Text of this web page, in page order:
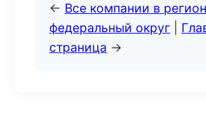
← Все компании в
федеральный округ
страница →